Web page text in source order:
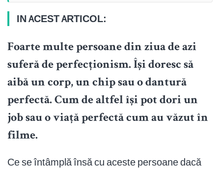
IN ACEST ARTICOL:
Foarte multe persoane din ziua de azi
suferă de perfecționism. Își doresc să
aibă un corp, un chip sau o dantură
perfectă. Cum de altfel își pot dori un
job sau o viață perfectă cum au văzut în
filme.
Ce se întâmplă însă cu aceste persoane dacă